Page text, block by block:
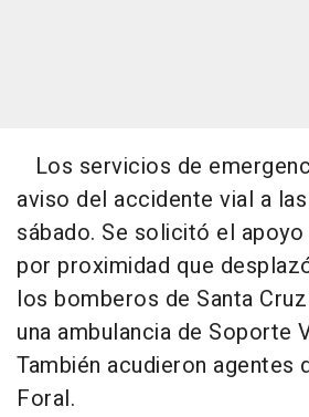
Los servicios de
aviso del accidente vial a
sábado. Se solicitó el apoyo
por proximidad que
los bomberos de Santa
una ambulancia de Soporte
También acudieron agentes
Foral.